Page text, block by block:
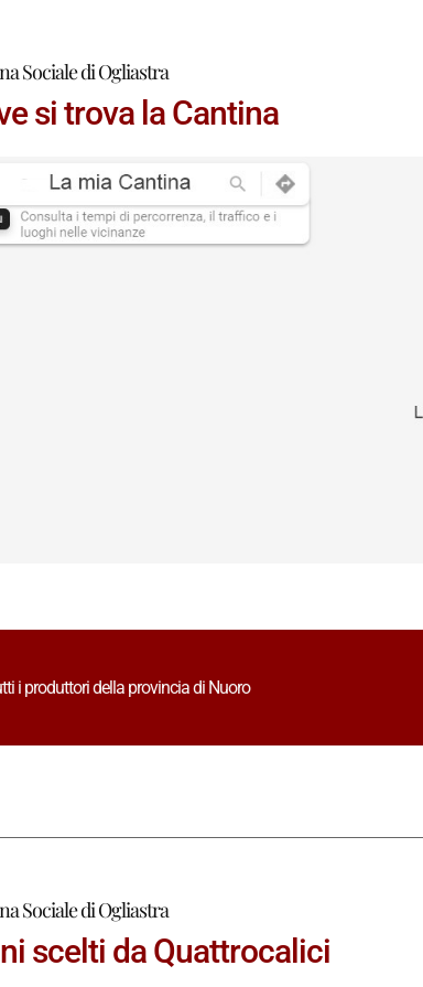
Sociale di Ogliastra
si trova la Cantina
i produttori della provincia di Nuoro
Sociale di Ogliastra
scelti da Quattrocalici